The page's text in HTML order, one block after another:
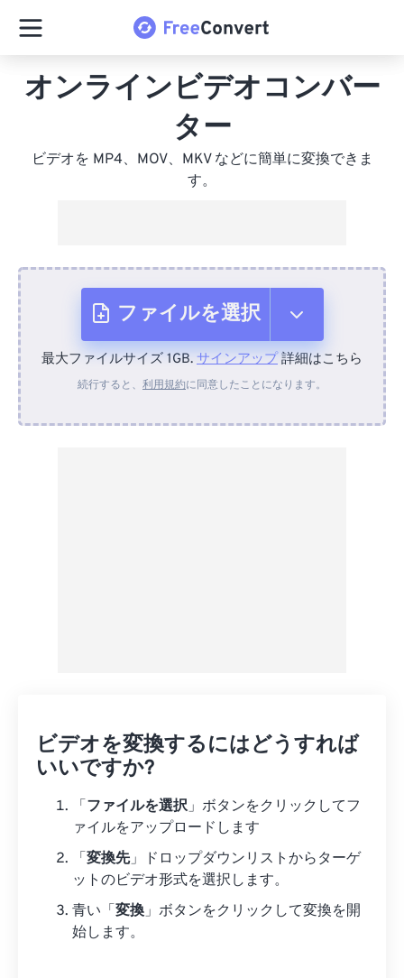
オンラインビデオコンバー
ター
ビデオを MP4、MOV、MKV などに簡単に変換できま
す。
ファイルを選択
デバイスから
最大ファイルサイズ 1GB. サインアップ詳細はこちら
続行すると、 利用規約に同意したことになります。
ビデオを変換するにはどうすれば
いいですか?
「 ファイルを選択」ボタンをクリックしてフ
ァイルをアップロードします
「 変換先」ドロップダウンリストからターゲ
ットのビデオ形式を選択します。
青い「 変換」ボタンをクリックして変換を開
始します。